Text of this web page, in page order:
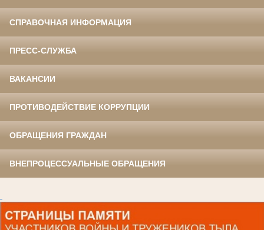
СПРАВОЧНАЯ ИНФОРМАЦИЯ
ПРЕСС-СЛУЖБА
ВАКАНСИИ
ПРОТИВОДЕЙСТВИЕ КОРРУПЦИИ
ОБРАЩЕНИЯ ГРАЖДАН
ВНЕПРОЦЕССУАЛЬНЫЕ ОБРАЩЕНИЯ